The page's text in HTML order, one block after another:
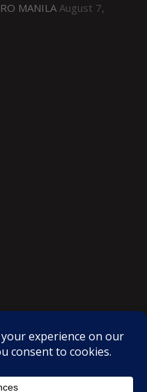
MANILA August 7,